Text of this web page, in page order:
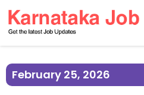
February 25, 2026